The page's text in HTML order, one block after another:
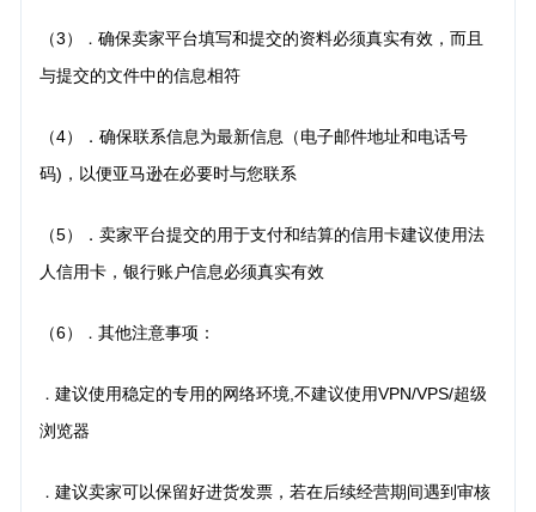
（3） ． 确保卖家平台填写和提交的资料必须真实有效，而且
与提交的文件中的信息相符
（4）．确保联系信息为最新信息（电子邮件地址和电话号
码)，以便亚马逊在必要时与您联系
（5）．卖家平台提交的用于支付和结算的信用卡建议使用法
人信用卡，银行账户信息必须真实有效
（6） ． 其他注意事项：
． 建议使用稳定的专用的网络环境,不建议使用VPN/VPS/超级
浏览器
． 建议卖家可以保留好进货发票，若在后续经营期间遇到审核